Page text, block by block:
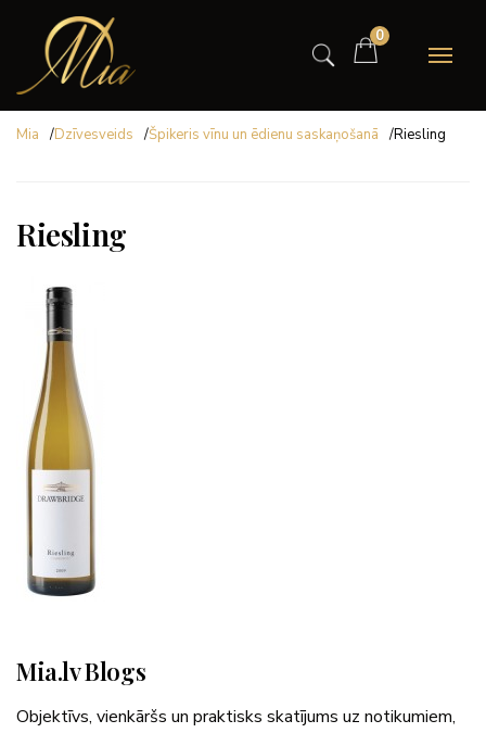
0
Mia /Dzīvesveids /Špikeris vīnu un ēdienu saskaņošanā /Riesling
Riesling
Mia.lv Blogs
Objektīvs, vienkāršs un praktisks skatījums uz notikumiem,